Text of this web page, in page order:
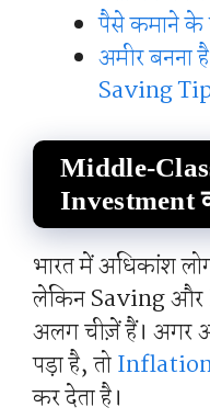
पैसे कमाने के
अमीर बनना
Saving
Middle-
Investment
भारत में अधिकांश
लेकिन Saving
अलग चीज़ें हैं। अगर
पड़ा है, तो
कर देता है।